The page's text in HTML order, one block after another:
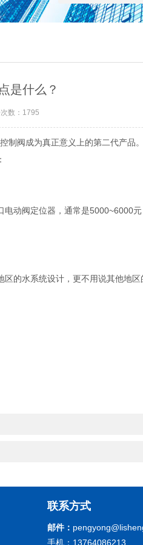
是什么？
数：1795
阀成为真正意义上的第二代产品
阀定位器，通常是5000~6000
水系统设计，更不用说其他地区
联系方式
邮件：
手机：13764086213